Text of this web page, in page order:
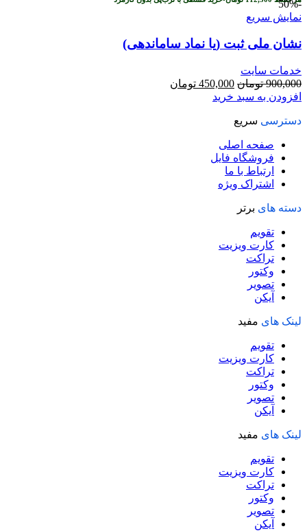
-50%
نمایش سریع
نشان ملی ثبت (یا نماد ساماندهی)
خدمات سایت
900,000 تومان قیمت
اصلی
بود.
450,000 تومان
افزودن به سبد خرید
دسترسی سریع
صفحه اصلی
فروشگاه فایل
ارتباط با ما
اشتراک ویژه
دسته های برتر
تقویم
کارت ویزیت
تراکت
وکتور
تصویر
آیکن
لینک های مفید
تقویم
کارت ویزیت
تراکت
وکتور
تصویر
آیکن
لینک های مفید
تقویم
کارت ویزیت
تراکت
وکتور
تصویر
آیکن